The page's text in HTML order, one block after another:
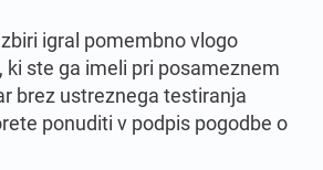
igral pomembno vlogo
ki ste ga imeli pri posameznem
brez ustreznega testiranja
ponuditi v podpis pogodbe o